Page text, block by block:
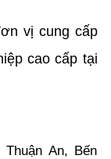
vị cung cấp
cao cấp tại
An, Bến